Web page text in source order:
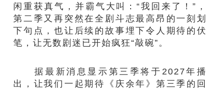
闲重获真气，并霸气大叫：“我回来了！”，
第二季又再突然在全剧斗志最高昂的一刻划
下句点，也让后续的故事埋下令人期待的伏
笔，让无数剧迷已开始疯狂“敲碗”。
据最新消息显示第三季将于2027年播
出，让我们一起期待《庆余年》第三季的回